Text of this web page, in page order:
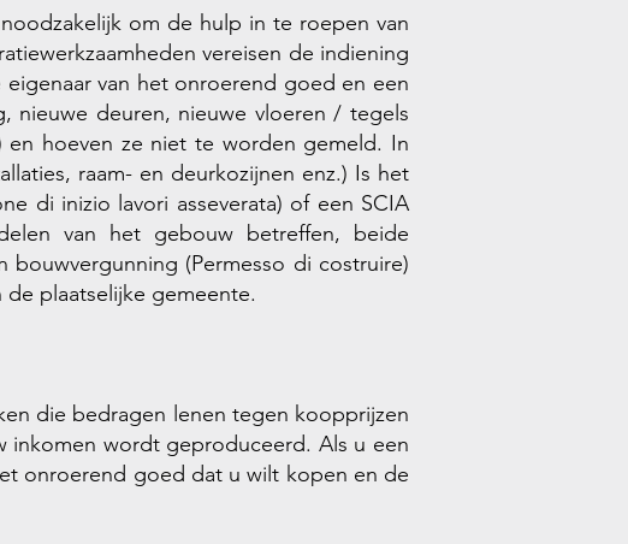
om de hulp in te roepen van
vereisen de indiening
van het onroerend goed en een
nieuwe deuren, nieuwe vloeren / tegels
hoeven ze niet te worden gemeld. In
raam- en deurkozijnen enz.) Is het
di inizio lavori asseverata) of een SCIA
van het gebouw betreffen, beide
(Permesso di costruire)
plaatselijke gemeente.
die bedragen lenen tegen koopprijzen
inkomen wordt geproduceerd. Als u een
onroerend goed dat u wilt kopen en de